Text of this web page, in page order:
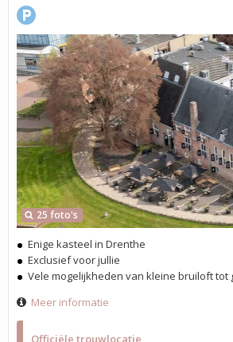
Officiële trouwlocatie
25 foto's
Enige kasteel in Drenthe
Exclusief voor jullie
Vele mogelijkheden van kleine bruiloft tot
Meer informatie